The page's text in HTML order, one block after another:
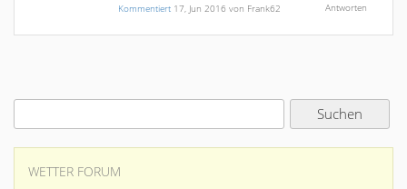
Kommentiert 17, Jun 2016 von Frank62
WETTER FORUM